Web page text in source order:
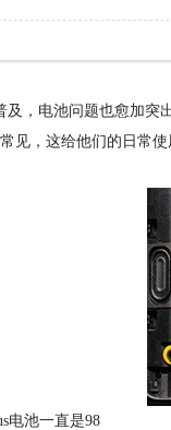
电池问题也愈加突出
见，这给他们的日常
池一直是98